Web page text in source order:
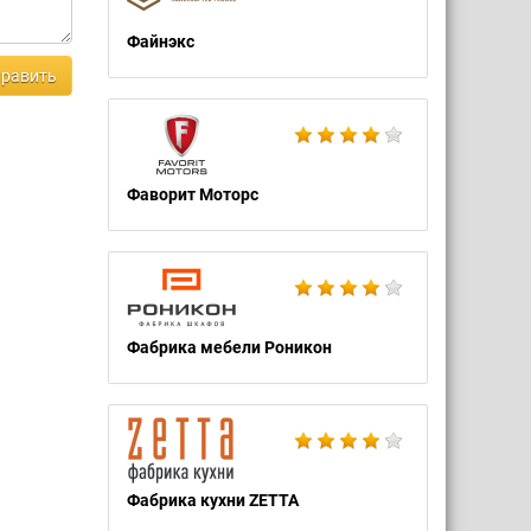
Файнэкс
Фаворит Моторс
Фабрика мебели Роникон
Фабрика кухни ZETTA